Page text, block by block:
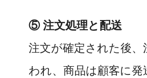
⑤ 注文処理と配送
注文が確定された後、
われ、商品は顧客に発